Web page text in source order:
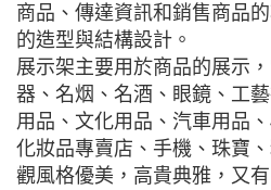
商品、傳達資訊和銷售商品
的造型與結構設計。
展示架主要用於商品的展示
器、名烟、名酒、眼鏡、工
用品、文化用品、汽車用品
化妝品專賣店、手機、珠寶
觀風格優美，高貴典雅，又